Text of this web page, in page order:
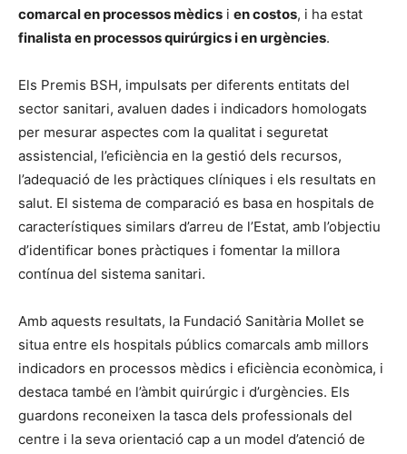
comarcal en processos mèdics i en costos, i ha estat
finalista en processos quirúrgics i en urgències.
Els Premis BSH, impulsats per diferents entitats del
sector sanitari, avaluen dades i indicadors homologats
per mesurar aspectes com la qualitat i seguretat
assistencial, l’eficiència en la gestió dels recursos,
l’adequació de les pràctiques clíniques i els resultats en
salut. El sistema de comparació es basa en hospitals de
característiques similars d’arreu de l’Estat, amb l’objectiu
d’identificar bones pràctiques i fomentar la millora
contínua del sistema sanitari.
Amb aquests resultats, la Fundació Sanitària Mollet se
situa entre els hospitals públics comarcals amb millors
indicadors en processos mèdics i eficiència econòmica, i
destaca també en l’àmbit quirúrgic i d’urgències. Els
guardons reconeixen la tasca dels professionals del
centre i la seva orientació cap a un model d’atenció de